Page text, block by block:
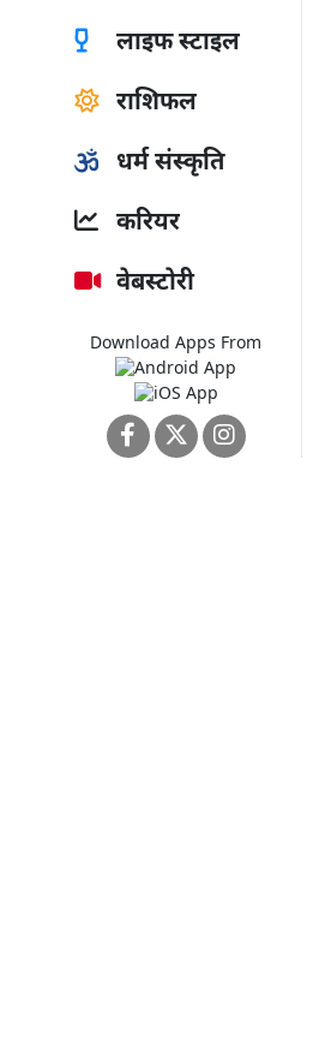
लाइफ स्टाइल
राशिफल
धर्म संस्कृति
करियर
वेबस्टोरी
Download Apps From